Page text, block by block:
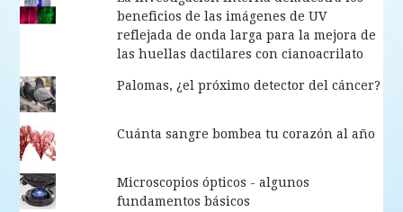
beneficios de las imágenes de UV
reflejada de onda larga para la mejora de
las huellas dactilares con cianoacrilato
Palomas, ¿el próximo detector del cáncer?
Cuánta sangre bombea tu corazón al año
Microscopios ópticos - algunos
fundamentos básicos